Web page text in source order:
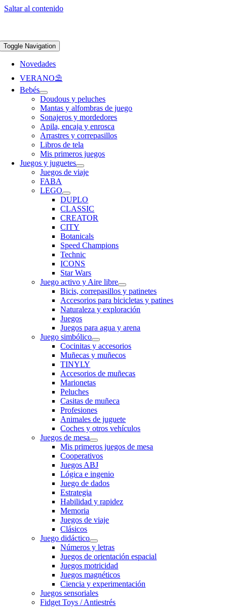
Saltar al contenido
Toggle Navigation
Novedades
VERANO⛱️​
Bebés
Doudous y peluches
Mantas y alfombras de juego
Sonajeros y mordedores
Apila, encaja y enrosca
Arrastres y correpasillos
Libros de tela
Mis primeros juegos
Juegos y juguetes
Juegos de viaje
FABA
LEGO
DUPLO
CLASSIC
CREATOR
CITY
Botanicals
Speed Champions
Technic
ICONS
Star Wars
Juego activo y Aire libre
Bicis, correpasillos y patinetes
Accesorios para bicicletas y patines
Naturaleza y exploración
Juegos
Juegos para agua y arena
Juego simbólico
Cocinitas y accesorios
Muñecas y muñecos
TINYLY
Accesorios de muñecas
Marionetas
Peluches
Casitas de muñeca
Profesiones
Animales de juguete
Coches y otros vehículos
Juegos de mesa
Mis primeros juegos de mesa
Cooperativos
Juegos ABJ
Lógica e ingenio
Juego de dados
Estrategia
Habilidad y rapidez
Memoria
Juegos de viaje
Clásicos
Juego didáctico
Números y letras
Juegos de orientación espacial
Juegos motricidad
Juegos magnéticos
Ciencia y experimentación
Juegos sensoriales
Fidget Toys / Antiestrés